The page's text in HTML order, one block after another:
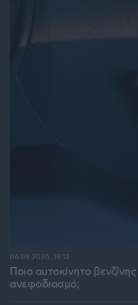
Ποιο αυτοκίνητο
ανεφοδιασμό;
06.08.2026, 19:12